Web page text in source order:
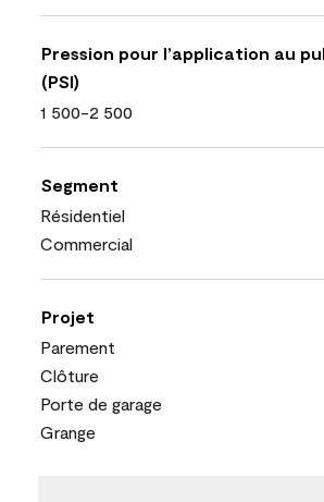
Pression pour l’application au
(PSI)
1 500-2 500
Segment
Résidentiel
Commercial
Projet
Parement
Clôture
Porte de garage
Grange